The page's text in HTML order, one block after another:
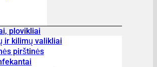
plovikliai
ir kilimų valikliai
pirštinės